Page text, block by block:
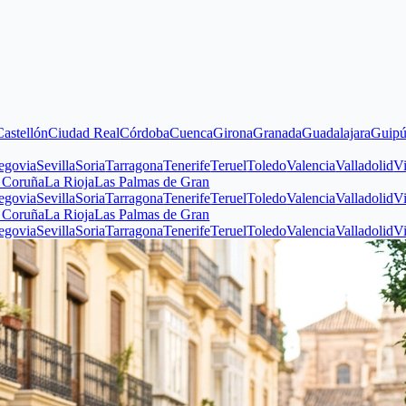
Ciudad RealCórdobaCuencaGironaGranadaGuadalajaraGuipúzcoa
SoriaTarragonaTenerifeTeruelToledoValenciaValladolidVizcaya
La RiojaLas Palmas de Gran
SoriaTarragonaTenerifeTeruelToledoValenciaValladolidVizcaya
La RiojaLas Palmas de Gran
SoriaTarragonaTenerifeTeruelToledoValenciaValladolidVizcaya